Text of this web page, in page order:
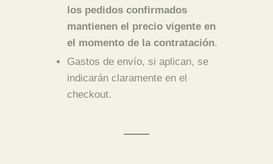
los pedidos confirmados
mantienen el precio vigente en
el momento de la contratación.
Gastos de envío, si aplican, se
indicarán claramente en el
checkout.